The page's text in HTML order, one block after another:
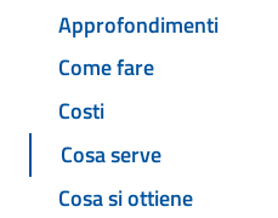
Approfondimenti
Come fare
Costi
Cosa serve
Cosa si ottiene